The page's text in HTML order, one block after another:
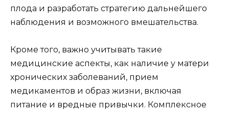
плода и разработать стратегию дальнейшего
наблюдения и возможного вмешательства.
Кроме того, важно учитывать такие
медицинские аспекты, как наличие у матери
хронических заболеваний, прием
медикаментов и образ жизни, включая
питание и вредные привычки. Комплексное